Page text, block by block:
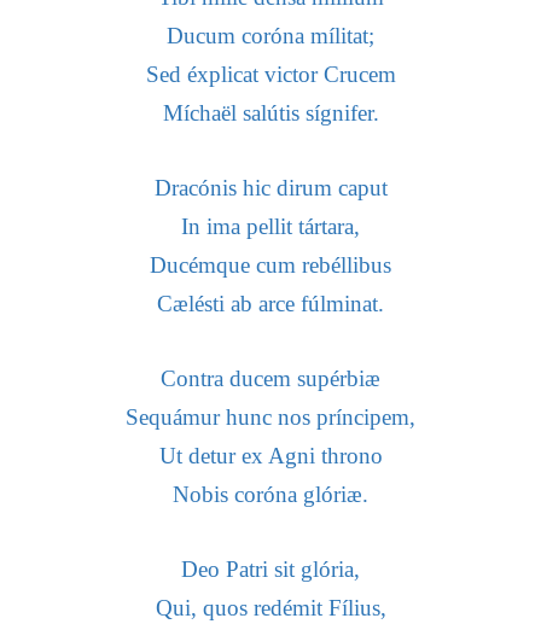
Ducum coróna mílitat;
Sed éxplicat victor Crucem
Míchaël salútis sígnifer.
Dracónis hic dirum caput
In ima pellit tártara,
Ducémque cum rebéllibus
Cælésti ab arce fúlminat.
Contra ducem supérbiæ
Sequámur hunc nos príncipem,
Ut detur ex Agni throno
Nobis coróna glóriæ.
Deo Patri sit glória,
Qui, quos redémit Fílius,